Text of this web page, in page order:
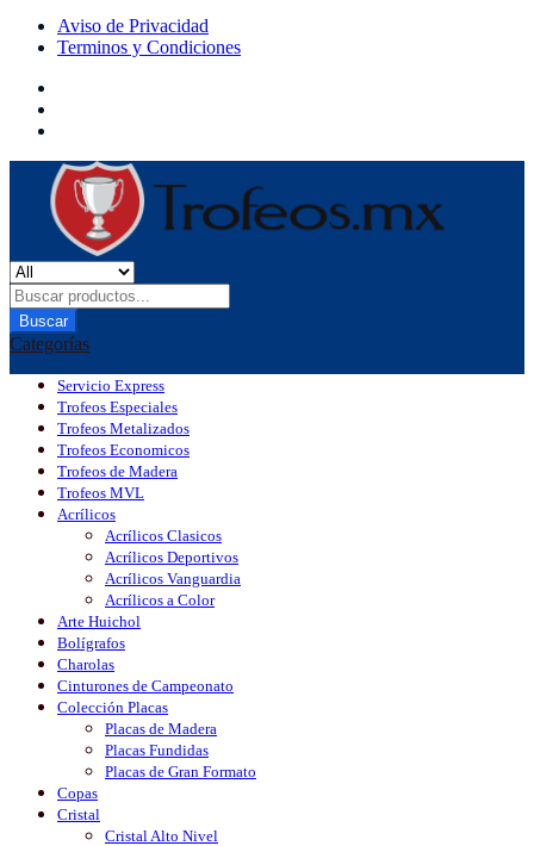
Aviso de Privacidad
Terminos y Condiciones
Buscar
Categorías
Servicio Express
Trofeos Especiales
Trofeos Metalizados
Trofeos Economicos
Trofeos de Madera
Trofeos MVL
Acrílicos
Acrílicos Clasicos
Acrílicos Deportivos
Acrílicos Vanguardia
Acrílicos a Color
Arte Huichol
Bolígrafos
Charolas
Cinturones de Campeonato
Colección Placas
Placas de Madera
Placas Fundidas
Placas de Gran Formato
Copas
Cristal
Cristal Alto Nivel